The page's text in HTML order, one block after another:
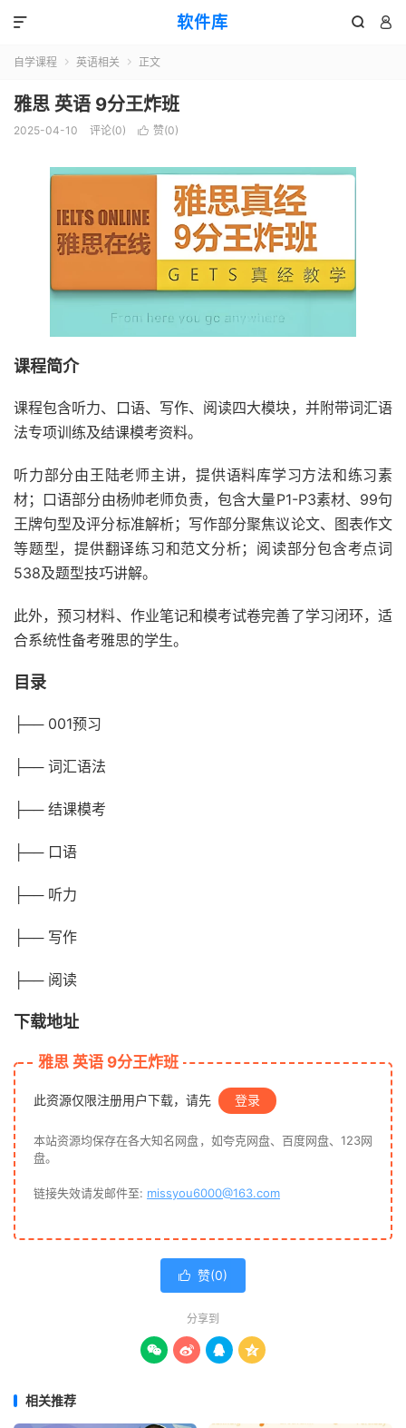
软件库  

自学课程  英语相关  正文
雅思 英语 9分王炸班
2025-04-10 评论(0)  赞(0)
课程简介
课程包含听力、口语、写作、阅读四大模块，并附带词汇语
法专项训练及结课模考资料。
听力部分由王陆老师主讲，提供语料库学习方法和练习素
材；口语部分由杨帅老师负责，包含大量P1-P3素材、99句
王牌句型及评分标准解析；写作部分聚焦议论文、图表作文
等题型，提供翻译练习和范文分析；阅读部分包含考点词
538及题型技巧讲解。
此外，预习材料、作业笔记和模考试卷完善了学习闭环，适
合系统性备考雅思的学生。
目录
├── 001预习
├── 词汇语法
├── 结课模考
├── 口语
├── 听力
├── 写作
├── 阅读
下载地址
雅思 英语 9分王炸班
此资源仅限注册用户下载，请先 登录
本站资源均保存在各大知名网盘，如夸克网盘、百度网盘、123网
盘。
链接失效请发邮件至: missyou6000@163.com
 赞(0)
分享到
   
相关推荐